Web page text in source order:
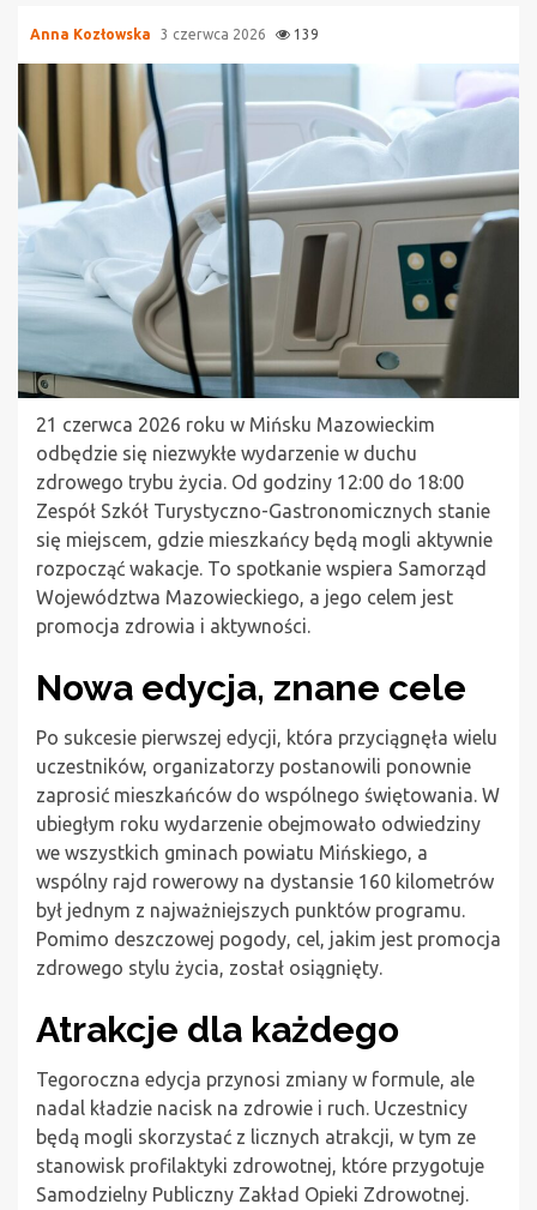
Anna Kozłowska 3 czerwca 2026 139
21 czerwca 2026 roku w Mińsku Mazowieckim
odbędzie się niezwykłe wydarzenie w duchu
zdrowego trybu życia. Od godziny 12:00 do 18:00
Zespół Szkół Turystyczno-Gastronomicznych stanie
się miejscem, gdzie mieszkańcy będą mogli aktywnie
rozpocząć wakacje. To spotkanie wspiera Samorząd
Województwa Mazowieckiego, a jego celem jest
promocja zdrowia i aktywności.
Nowa edycja, znane cele
Po sukcesie pierwszej edycji, która przyciągnęła wielu
uczestników, organizatorzy postanowili ponownie
zaprosić mieszkańców do wspólnego świętowania. W
ubiegłym roku wydarzenie obejmowało odwiedziny
we wszystkich gminach powiatu Mińskiego, a
wspólny rajd rowerowy na dystansie 160 kilometrów
był jednym z najważniejszych punktów programu.
Pomimo deszczowej pogody, cel, jakim jest promocja
zdrowego stylu życia, został osiągnięty.
Atrakcje dla każdego
Tegoroczna edycja przynosi zmiany w formule, ale
nadal kładzie nacisk na zdrowie i ruch. Uczestnicy
będą mogli skorzystać z licznych atrakcji, w tym ze
stanowisk profilaktyki zdrowotnej, które przygotuje
Samodzielny Publiczny Zakład Opieki Zdrowotnej.